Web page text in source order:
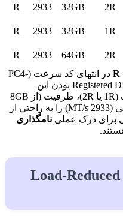
2R
32GB
2933
R
1R
32GB
2933
R
2R
64GB
2933
R
R
در انتهای کد سرعت (PC4-
2933Y-R) به وضوح نشان‌دهنده Registered DIMM بودن این
ماژول‌ها است. همچنین می‌توانید رنک (1R یا 2R)، ظرفیت (از 8GB
تا 64GB در این مثال‌ها) و سرعت نامی (2933 MT/s) را به راحتی از
برای درک عملی نامگذاری
مشخصات حافظه‌های Load-Reduced